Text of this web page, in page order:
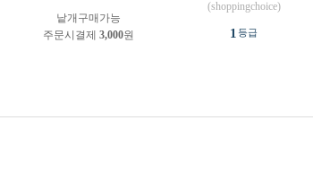
낱개구매가능
주문시결제 3,000원
(shoppingchoice)
1 등급